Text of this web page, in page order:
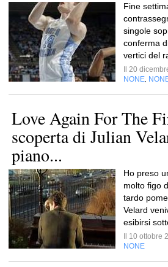
Fine
singole
conferma
vertici del
Il 20
NONE
Love Again For The
scoperta di Julian
piano...
Ho preso
molto figo
tardo
Velard
esibirsi
Il 10 ottobre
NONE